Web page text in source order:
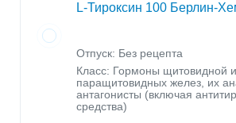
L-Тироксин 100 Берлин-
Отпуск: Без рецепта
Класс: Гормоны щитовидной и
паращитовидных желез, их
антагонисты (включая
средства)